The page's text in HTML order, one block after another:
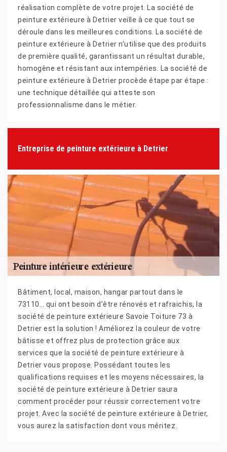
réalisation complète de votre projet. La société de
peinture extérieure à Detrier veille à ce que tout se
déroule dans les meilleures conditions. La société de
peinture extérieure à Detrier n’utilise que des produits
de première qualité, garantissant un résultat durable,
homogène et résistant aux intempéries. La société de
peinture extérieure à Detrier procède étape par étape :
une technique détaillée qui atteste son
professionnalisme dans le métier.
Entreprise de peinture extérieure à Detrier
Bâtiment, local, maison, hangar partout dans le
73110… qui ont besoin d’être rénovés et rafraichis, la
société de peinture extérieure Savoie Toiture 73 à
Detrier est la solution ! Améliorez la couleur de votre
bâtisse et offrez plus de protection grâce aux
services que la société de peinture extérieure à
Detrier vous propose. Possédant toutes les
qualifications requises et les moyens nécessaires, la
société de peinture extérieure à Detrier saura
comment procéder pour réussir correctement votre
projet. Avec la société de peinture extérieure à Detrier,
vous aurez la satisfaction dont vous méritez.